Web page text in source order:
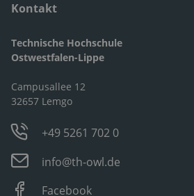
Kontakt
Technische Hochschule
Ostwestfalen-Lippe
Campusallee 12
32657 Lemgo
+49 5261 702 0
info@th-owl.de
Facebook